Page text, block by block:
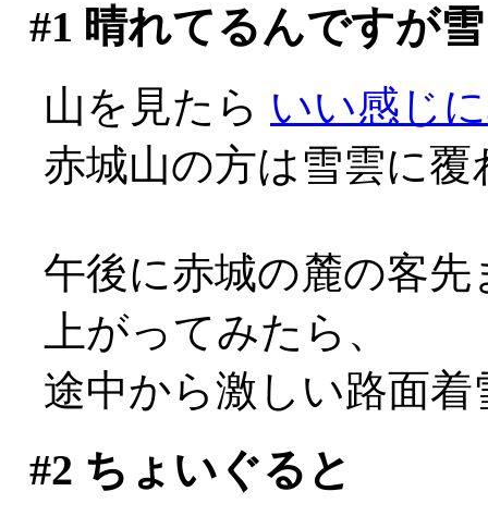
#1 晴れてるんですが
山を見たら いい感じ
赤城山の方は雪雲に
午後に赤城の麓の客
上がってみたら、
途中から激しい路面
#2 ちょいぐると